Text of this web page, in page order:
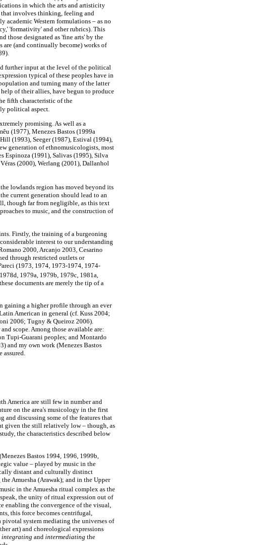
in which the arts and artisticity
that involves thinking, feeling and
academic Western formulations – as no
'formativity' and other rubrics). This
those designated as 'fine arts' by the
are (and continually become) works of
further input at the level of the political
typical of these peoples have in
and turning many of the latter
of their allies, have begun to produce
fifth characteristic of the
political aspect.
promising. As well as a
(1977), Menezes Bastos (1999a
(1993), Seeger (1987), Estival (1994),
generation of ethnomusicologists, most
Espinoza (1991), Salivas (1995), Silva
(2000), Werlang (2001), Dallanhol
lowlands region has moved beyond its
current generation should lead to an
though far from negligible, as this text
to music, and the construction of
Firstly, the training of a burgeoning
interest to our understanding
2000, Arcanjo 2003, Cesarino
through restricted outlets or
(1973, 1974, 1973-1974, 1974-
1979a, 1979b, 1979c, 1981a,
documents are merely the tip of a
gaining a higher profile through an ever
American in general (cf. Kuss 2004;
2006; Tugny & Queiroz 2006).
scope. Among those available are:
Tupi-Guarani peoples; and Montardo
and my own work (Menezes Bastos
assured.
America are still few in number and
on the area's musicology in the first
discussing some of the features that
given the still relatively low – though, as
the characteristics described below
Bastos 1994, 1996, 1999b,
value – played by music in the
distant and culturally distinct
Amuesha (Arawak); and in the Upper
in the Amuesha ritual complex as the
the unity of ritual expression out of
enabling the convergence of the visual,
this force becomes centrifugal,
system mediating the universes of
art) and choreological expressions
integrating and intermediating the